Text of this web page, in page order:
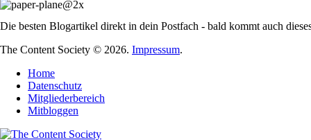
Die besten Blogartikel direkt in dein Postfach - bald kommt auch
The Content Society © 2026. Impressum.
Home
Datenschutz
Mitgliederbereich
Mitbloggen